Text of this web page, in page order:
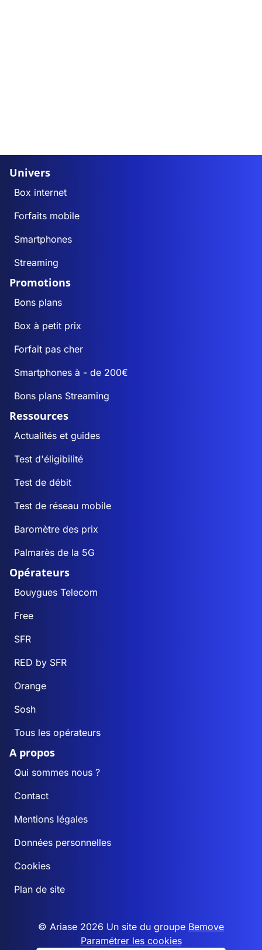
Univers
Box internet
Forfaits mobile
Smartphones
Streaming
Promotions
Bons plans
Box à petit prix
Forfait pas cher
Smartphones à - de 200€
Bons plans Streaming
Ressources
Actualités et guides
Test d'éligibilité
Test de débit
Test de réseau mobile
Baromètre des prix
Palmarès de la 5G
Opérateurs
Bouygues Telecom
Free
SFR
RED by SFR
Orange
Sosh
Tous les opérateurs
A propos
Qui sommes nous ?
Contact
Mentions légales
Données personnelles
Cookies
Plan de site
© Ariase 2026 Un site du groupe Bemove
Paramétrer les cookies